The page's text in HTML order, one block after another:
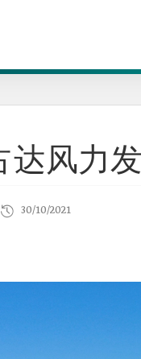
达风力
30/10/2021